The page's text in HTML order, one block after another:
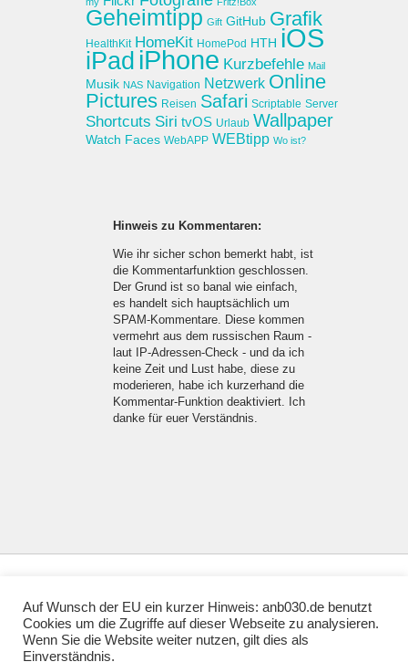
Geheimtipp Gift GitHub Grafik
HealthKit HomeKit HomePod HTH iOS
iPad iPhone Kurzbefehle Mail
Musik NAS Navigation Netzwerk Online
Pictures Reisen Safari Scriptable Server
Shortcuts Siri tvOS Urlaub Wallpaper
Watch Faces WebAPP WEBtipp Wo ist?
Hinweis zu Kommentaren:
Wie ihr sicher schon bemerkt habt, ist
die Kommentarfunktion geschlossen.
Der Grund ist so banal wie einfach,
es handelt sich hauptsächlich um
SPAM-Kommentare. Diese kommen
vermehrt aus dem russischen Raum -
laut IP-Adressen-Check - und da ich
keine Zeit und Lust habe, diese zu
moderieren, habe ich kurzerhand die
Kommentar-Funktion deaktiviert. Ich
danke für euer Verständnis.
♥ • Über mich
§ • Rechtliches
Auf Wunsch der EU ein kurzer Hinweis: anb030.de benutzt
Cookies um die Zugriffe auf dieser Webseite zu analysieren.
Wenn Sie die Website weiter nutzen, gilt dies als
Einverständnis.